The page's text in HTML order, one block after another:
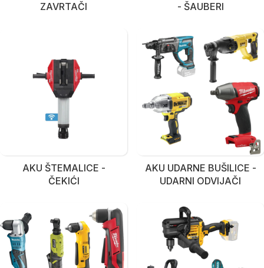
ZAVRTAČI
- ŠAUBERI
AKU ŠTEMALICE -
ČEKIĆI
AKU UDARNE BUŠILICE -
UDARNI ODVIJAČI